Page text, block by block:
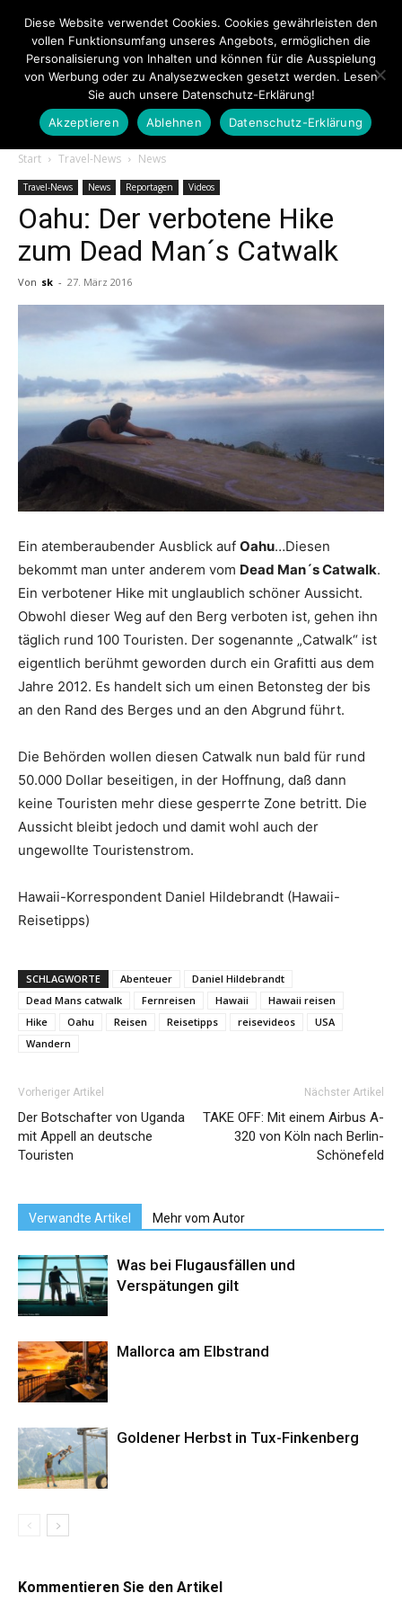
Touristiknews.de
|
und
Reiseempfehlungen.
Start Travel-News News
Travel-News News Reportagen Videos
Oahu: Der verbotene Hike
zum Dead Man´s Catwalk
Von sk - 27. März 2016
Ein atemberaubender Ausblick auf Oahu…Diesen
bekommt man unter anderem vom Dead Man´s Catwalk.
Ein verbotener Hike mit unglaublich schöner Aussicht.
Obwohl dieser Weg auf den Berg verboten ist, gehen ihn
täglich rund 100 Touristen. Der sogenannte „Catwalk“ ist
eigentlich berühmt geworden durch ein Grafitti aus dem
Jahre 2012. Es handelt sich um einen Betonsteg der bis
an den Rand des Berges und an den Abgrund führt.
Die Behörden wollen diesen Catwalk nun bald für rund
50.000 Dollar beseitigen, in der Hoffnung, daß dann
keine Touristen mehr diese gesperrte Zone betritt. Die
Aussicht bleibt jedoch und damit wohl auch der
ungewollte Touristenstrom.
Hawaii-Korrespondent Daniel Hildebrandt (Hawaii-
Reisetipps)
SCHLAGWORTE Abenteuer
Daniel Hildebrandt
Dead Mans catwalk
Fernreisen Hawaii
Hawaii reisen
Hike
Oahu Reisen Reisetipps reisevideos
USA
Wandern
Vorheriger Artikel
Der Botschafter von Uganda
mit Appell an deutsche
Touristen
Nächster Artikel
TAKE OFF: Mit einem Airbus A-
320 von Köln nach Berlin-
Schönefeld
Verwandte Artikel Mehr vom Autor
Was bei Flugausfällen und
Verspätungen gilt
Mallorca am Elbstrand
Goldener Herbst in Tux-Finkenberg
Kommentieren Sie den Artikel
Diese Website verwendet Cookies. Cookies gewährleisten den
vollen Funktionsumfang unseres Angebots, ermöglichen die
Personalisierung von Inhalten und können für die Ausspielung
von Werbung oder zu Analysezwecken gesetzt werden. Lesen
Sie auch unsere Datenschutz-Erklärung!
Akzeptieren
Ablehnen Datenschutz-Erklärung